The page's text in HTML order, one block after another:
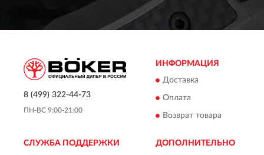
8 (499) 322-44-73
ПН-ВС 9:00-21:00
ИНФОРМАЦИЯ
Доставка
Оплата
Возврат товара
СЛУЖБА ПОДДЕРЖКИ ДОПОЛНИТЕЛЬНО